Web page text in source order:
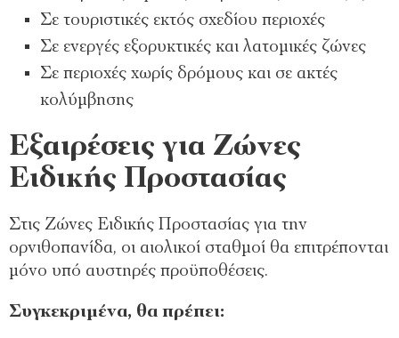
Σε τουριστικές εκτός σχεδίου περιοχές
Σε ενεργές εξορυκτικές και λατομικές ζώνες
Σε περιοχές χωρίς δρόμους και σε ακτές
κολύμβησης
Εξαιρέσεις για Ζώνες
Ειδικής Προστασίας
Στις Ζώνες Ειδικής Προστασίας για την
ορνιθοπανίδα, οι αιολικοί σταθμοί θα επιτρέπονται
μόνο υπό αυστηρές προϋποθέσεις.
Συγκεκριμένα, θα πρέπει: